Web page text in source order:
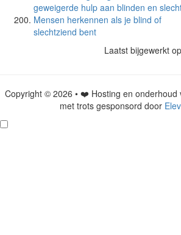
geweigerde hulp aan blinden en
Mensen herkennen als je blind of
slechtziend bent
Laatst bijgewerkt op
Copyright © 2026 • ❤️ Hosting en onderhoud
met trots gesponsord door